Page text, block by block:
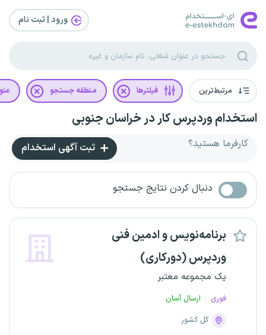
ورود | ثبت‌ نام
مرتبط‌ترین فیلترها منطقه جستجو
استخدام وردپرس کار در خراسان جنوبی
کارفرما هستید؟ ثبت آگهی استخدام
دنبال کردن نتایج جستجو
برنامه‌نویس و ادمین فنی
وردپرس (دورکاری)
یک مجموعه معتبر
فوری
ارسال آسان
کل کشور